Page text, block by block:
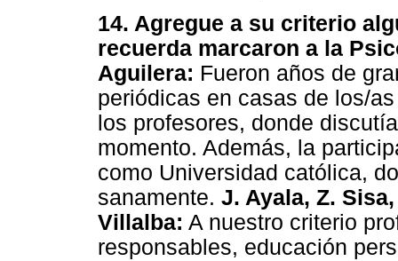
14. Agregue a su criterio
recuerda marcaron a la
Aguilera: Fueron años de
periódicas en casas de los/
los profesores, donde
momento. Además, la
como Universidad católica,
sanamente. J. Ayala, Z.
Villalba: A nuestro criterio
responsables, educación